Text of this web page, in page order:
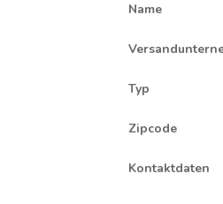
Name
Typ
Zipcode
Kontaktdaten